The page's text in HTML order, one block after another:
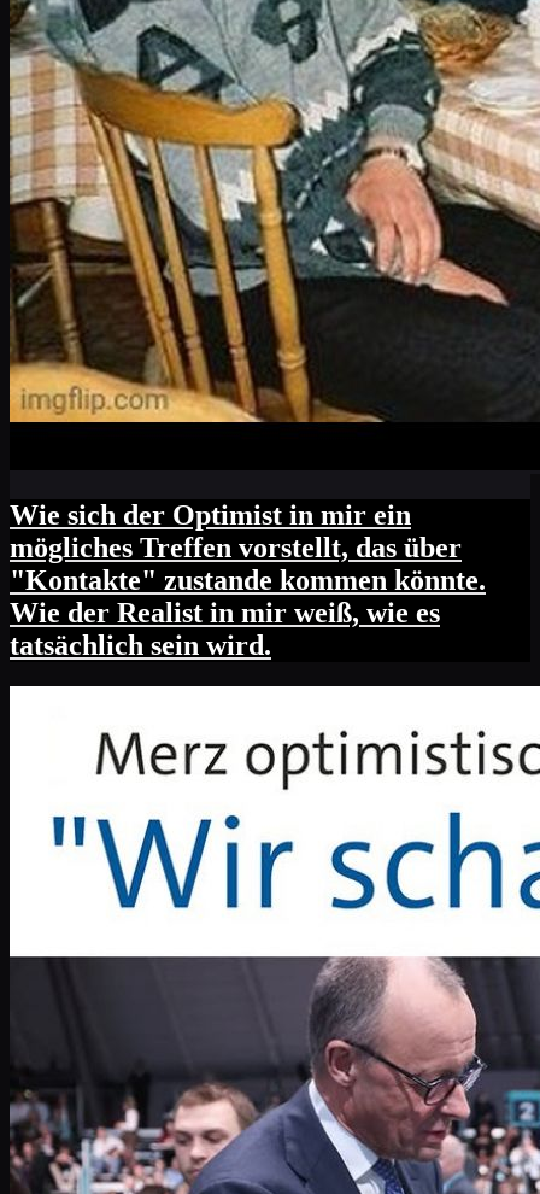
Wie sich der Optimist in mir ein
mögliches Treffen vorstellt, das über
"Kontakte" zustande kommen könnte.
Wie der Realist in mir weiß, wie es
tatsächlich sein wird.